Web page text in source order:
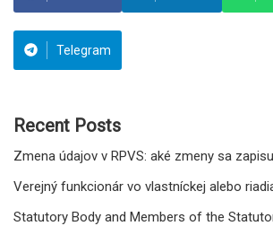
Telegram
Recent Posts
Zmena údajov v RPVS: aké zmeny sa
Verejný funkcionár vo vlastníckej alebo
Statutory Body and Members of the